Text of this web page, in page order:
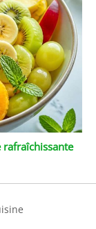
rafraîchissante